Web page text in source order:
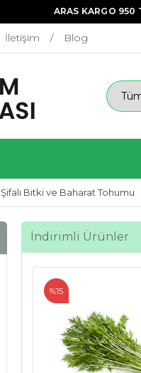
ARAS KARGO
İletişim Blog
Şifalı Bitki ve Baharat Tohumu
İndirimli Ürünler
%15